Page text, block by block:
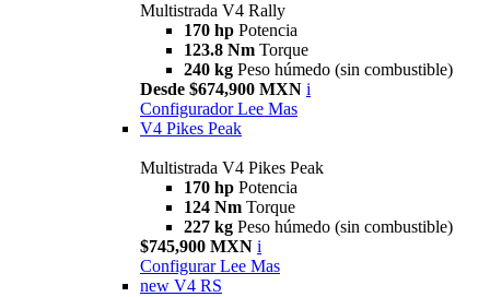
Multistrada V4 Rally
170 hp Potencia
123.8 Nm Torque
240 kg Peso húmedo (sin combustible)
Desde $674,900 MXN i
Configurador Lee Mas
V4 Pikes Peak
Multistrada V4 Pikes Peak
170 hp Potencia
124 Nm Torque
227 kg Peso húmedo (sin combustible)
$745,900 MXN i
Configurar Lee Mas
new V4 RS